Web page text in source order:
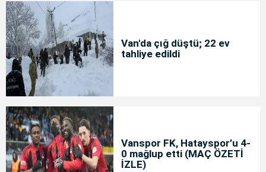
Van'da çığ düştü; 22 ev
tahliye edildi
Vanspor FK, Hatayspor’u 4-
0 mağlup etti (MAÇ ÖZETİ
İZLE)